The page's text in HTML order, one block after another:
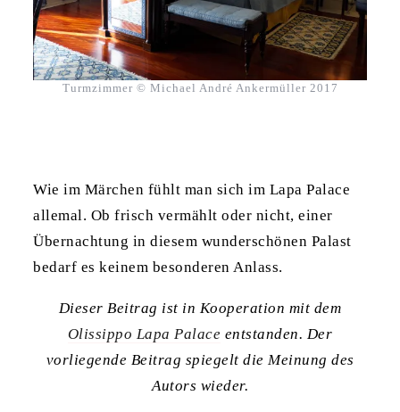
Turmzimmer © Michael André Ankermüller 2017
Wie im Märchen fühlt man sich im Lapa Palace
allemal. Ob frisch vermählt oder nicht, einer
Übernachtung in diesem wunderschönen Palast
bedarf es keinem besonderen Anlass.
Dieser Beitrag ist in Kooperation mit dem
Olissippo Lapa Palace entstanden. Der
vorliegende Beitrag spiegelt die Meinung des
Autors wieder.